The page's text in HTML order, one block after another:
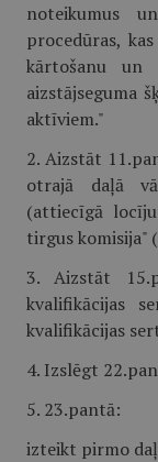
noteikumus
procedūras,
kārtošanu un
aizstājseguma
aktīviem."
2. Aizstāt
otrajā daļā
(attiecīgā
tirgus komisija"
3. Aizstāt
kvalifikācijas
kvalifikācijas
4. Izslēgt
5. 23.pantā:
izteikt pirmo